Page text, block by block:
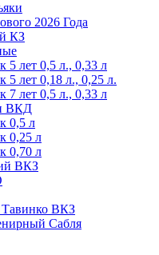
2026 Года
КЗ
5 лет 0,5 л., 0,33 л
5 лет 0,18 л., 0,25 л.
7 лет 0,5 л., 0,33 л
ВКД
0,5 л
0,25 л
0,70 л
ВКЗ
ВКЗ
Сабля